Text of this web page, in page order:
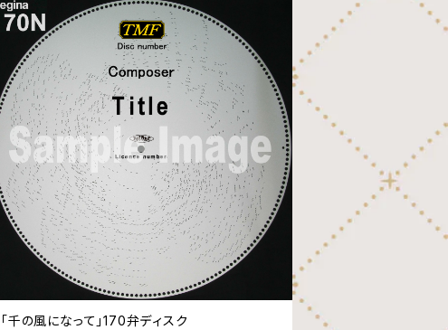
「千の風になって」170弁ディスク